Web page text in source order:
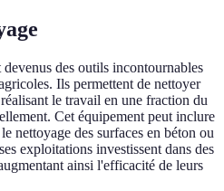
des outils incontournables
Ils permettent de nettoyer
le travail en une fraction du
Cet équipement peut inclure
nettoyage des surfaces en béton ou
exploitations investissent dans des
ainsi l'efficacité de leurs